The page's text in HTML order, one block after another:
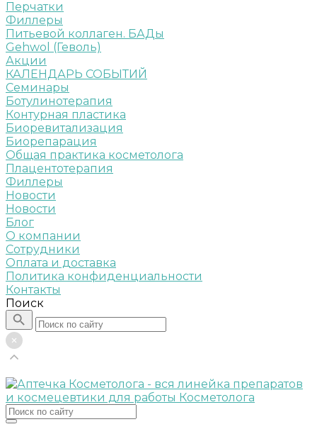
Перчатки
Филлеры
Питьевой коллаген. БАДы
Gehwol (Геволь)
Акции
КАЛЕНДАРЬ СОБЫТИЙ
Семинары
Ботулинотерапия
Контурная пластика
Биоревитализация
Биорепарация
Общая практика косметолога
Плацентотерапия
Филлеры
Новости
Новости
Блог
О компании
Сотрудники
Оплата и доставка
Политика конфиденциальности
Контакты
Поиск